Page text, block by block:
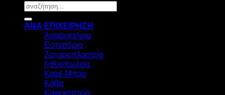
Αναζήτηση
για:
ΑΝΑ ΕΠΙΧΕΙΡΗΣΗ
Αναψυκτήριο
Εστιατόριο
Ζαχαροπλαστείο
Ιχθυοπωλείο
Καφέ-Μπαρ
Κάβα
Καφεκοπτείο